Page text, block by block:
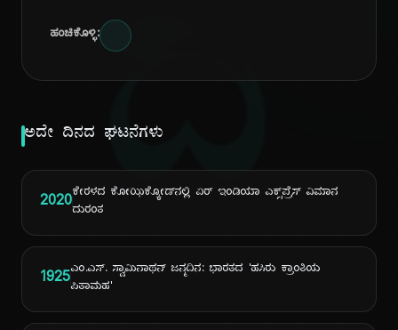
ದಿ
ಹಂಚಿಕೊಳ್ಳಿ:
ಅದೇ ದಿನದ ಘಟನೆಗಳು
2020ಕೇರಳದ ಕೋಝಿಕ್ಕೋಡ್‌ನಲ್ಲಿ ಏರ್ ಇಂಡಿಯಾ ಎಕ್ಸ್‌ಪ್ರೆಸ್ ವಿಮಾನ
ದುರಂತ
1925ಎಂ.ಎಸ್. ಸ್ವಾಮಿನಾಥನ್ ಜನ್ಮದಿನ: ಭಾರತದ 'ಹಸಿರು ಕ್ರಾಂತಿಯ
ಪಿತಾಮಹ'